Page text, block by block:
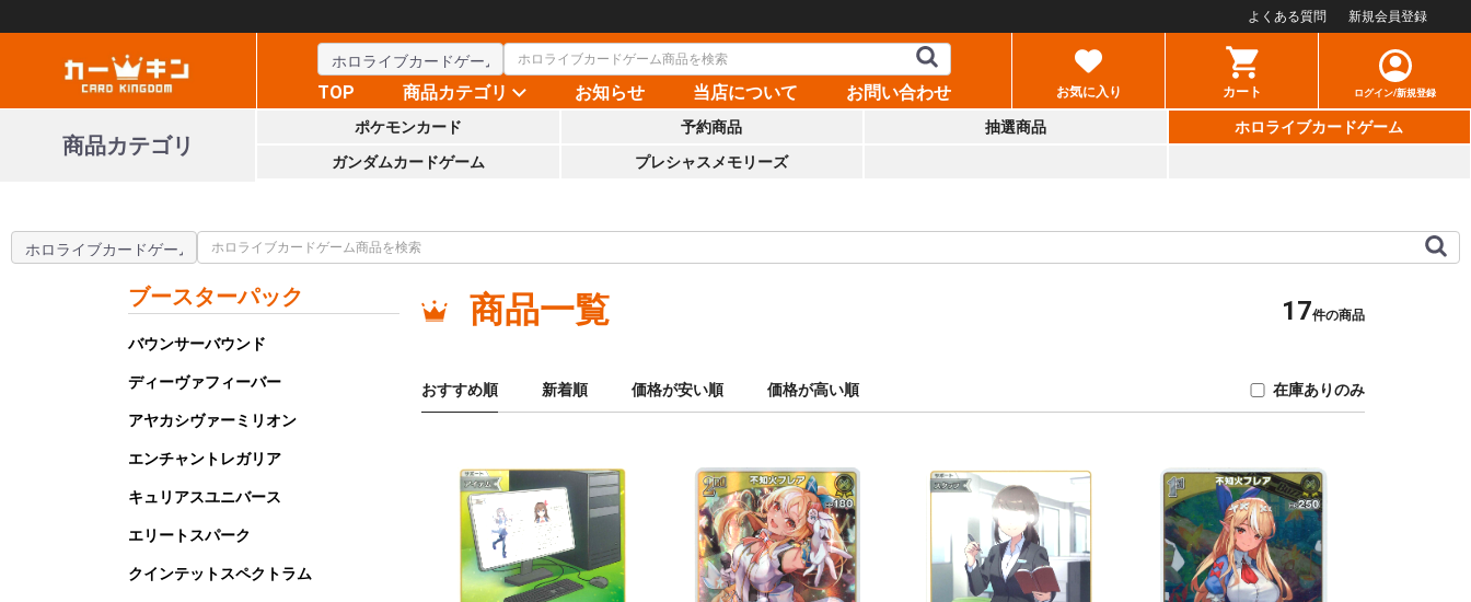
よくある質問 新規会員登録
TOP 商品カテゴリ お知らせ 当店について お問い合わせ お気に入り カート ログイン/新規登録
商品カテゴリ
ポケモンカード 予約商品 抽選商品
ホロライブカードゲーム
ガンダムカードゲーム
プレシャスメモリーズ
ブースターパック
バウンサーバウンド
ディーヴァフィーバー
アヤカシヴァーミリオン
エンチャントレガリア
キュリアスユニバース
エリートスパーク
クインテットスペクトラム
商品一覧 17件の商品
おすすめ順 新着順 価格が安い順 価格が高い順 在庫ありのみ